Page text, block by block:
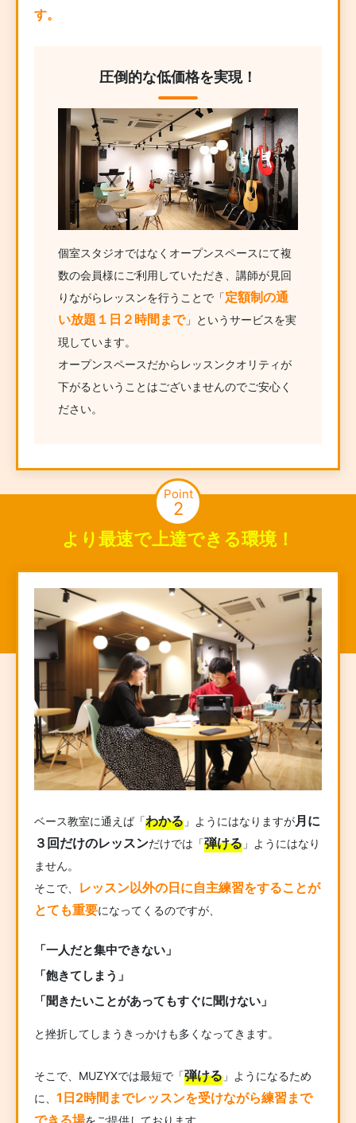
す。
圧倒的な低価格を実現！
個室スタジオではなくオープンスペースにて複
数の会員様にご利用していただき、講師が見回
りながらレッスンを行うことで「定額制の通
い放題１日２時間まで」というサービスを実
現しています。
オープンスペースだからレッスンクオリティが
下がるということはございませんのでご安心く
ださい。
Point
2
より最速で上達できる環境！
ベース教室に通えば「わかる」ようにはなりますが月に
３回だけのレッスンだけでは「弾ける」ようにはなり
ません。
そこで、
レッスン以外の日に自主練習をすることが
とても重要になってくるのですが、
「一人だと集中できない」
「飽きてしまう」
「聞きたいことがあってもすぐに聞けない」
と挫折してしまうきっかけも多くなってきます。
そこで、MUZYXでは最短で「弾ける」ようになるため
に、 1日2時間までレッスンを受けながら練習まで